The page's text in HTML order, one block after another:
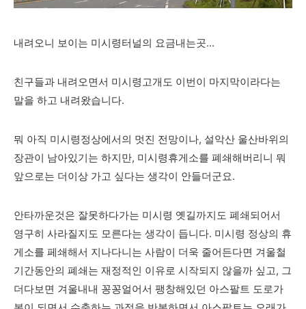
내려오니 보이는 미시령터널의 요금내는곳...
친구들과 내려오면서 미시령고개도 이번이 마지막이라다는
말을 하고 내려왔습니다.
뭐 아직 미시령정상에서의 멋진 전망이나, 설악산 울산바위의
장관이 남아있기는 하지만, 미시령휴게소를 폐쇄해버리니 뭐
앞으로는 더이상 가고 싶다는 생각이 안들더군요.
안타까운것은 잘못하다가는 미시령 옛길까지도 폐쇄되어서
영구히 사라질지도 모른다는 생각이 듭니다. 미시령 정상의 휴
게소를 페쇄해서 지나다니는 사람이 더욱 줄어든다면 겨울철
기간동안의 폐쇄는 재정적인 이유로 시작되지 않을까 싶고, 그
더다보면 겨울내내 꽁꽁얼어서 팽창해있던 아스팔트 도로가